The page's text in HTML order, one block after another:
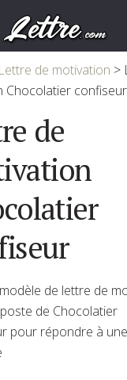
Lettre de motivation >
Chocolatier confiseur
de
de lettre de
de Chocolatier
pour répondre à une